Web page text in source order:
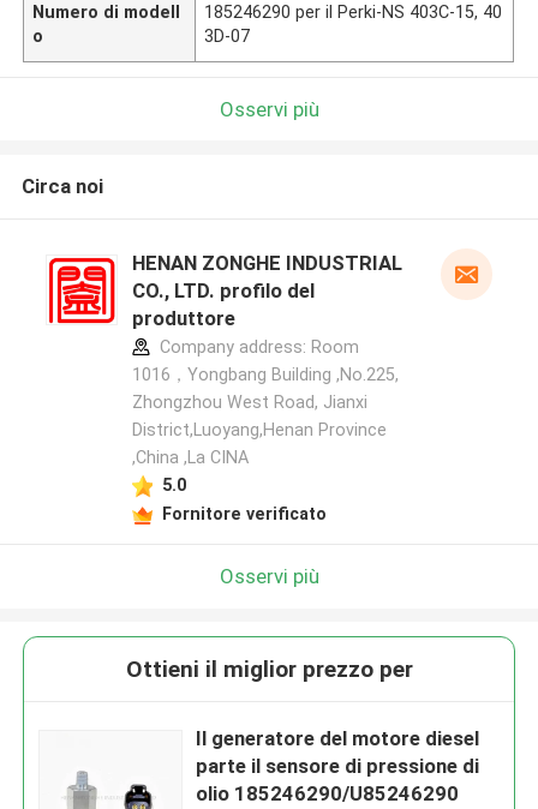
Numero di modell
o
185246290 per il Perki-NS 403C-15, 40
3D-07
Osservi più
Circa noi
HENAN ZONGHE INDUSTRIAL
CO., LTD. profilo del
produttore
Company address: Room
1016，Yongbang Building ,No.225,
Zhongzhou West Road, Jianxi
District,Luoyang,Henan Province
,China ,La CINA
5.0
Fornitore verificato
Osservi più
Ottieni il miglior prezzo per
Il generatore del motore diesel
parte il sensore di pressione di
olio 185246290/U85246290